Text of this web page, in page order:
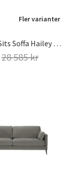
Fler varianter
Andorra 3-Sits Soffa Hailey Curry
28 585 kr